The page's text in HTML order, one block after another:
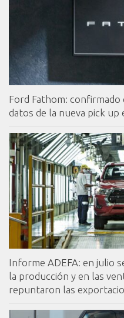
Ford Fathom:
datos de la nueva pick up
Informe ADEFA: en julio
la producción y en las
repuntaron las